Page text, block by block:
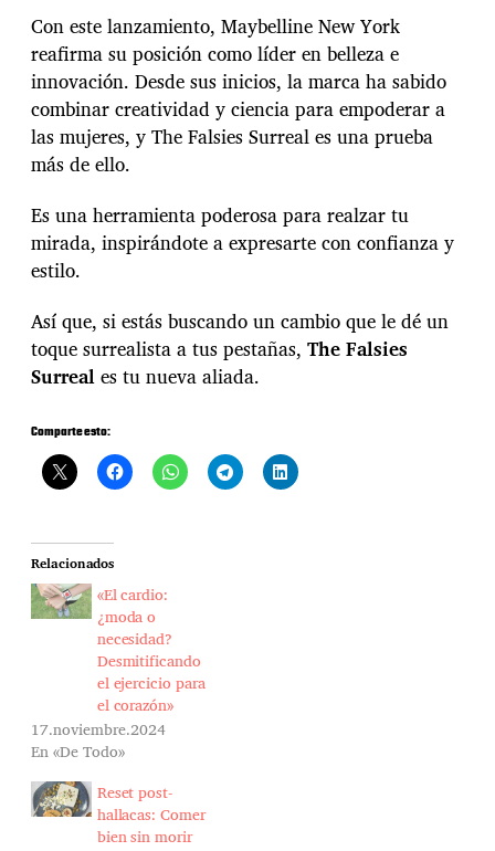
Con este lanzamiento, Maybelline New York
reafirma su posición como líder en belleza e
innovación. Desde sus inicios, la marca ha sabido
combinar creatividad y ciencia para empoderar a
las mujeres, y The Falsies Surreal es una prueba
más de ello.
Es una herramienta poderosa para realzar tu
mirada, inspirándote a expresarte con confianza y
estilo.
Así que, si estás buscando un cambio que le dé un
toque surrealista a tus pestañas, The Falsies
Surreales tu nueva aliada.
Comparte esto:
Relacionados
«El cardio:
¿moda o
necesidad?
Desmitificando
el ejercicio para
el corazón»
17.noviembre.2024
En «De Todo»
Reset post-
hallacas: Comer
bien sin morir